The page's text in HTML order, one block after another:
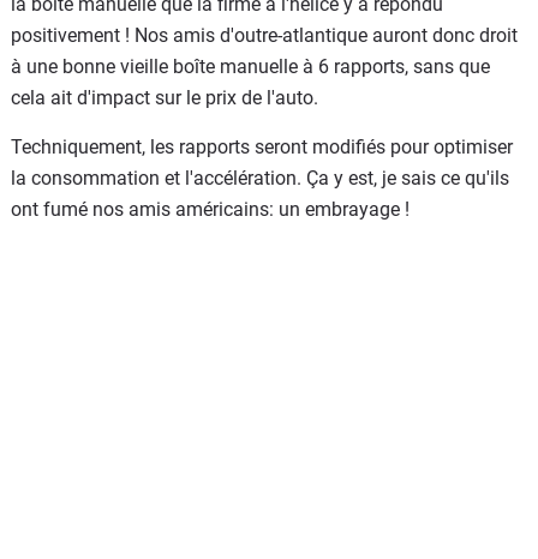
positivement ! Nos amis d'outre-atlantique auront donc droit
à une bonne vieille boîte manuelle à 6 rapports, sans que
cela ait d'impact sur le prix de l'auto.
Techniquement, les rapports seront modifiés pour optimiser
la consommation et l'accélération. Ça y est, je sais ce qu'ils
ont fumé nos amis américains: un embrayage !